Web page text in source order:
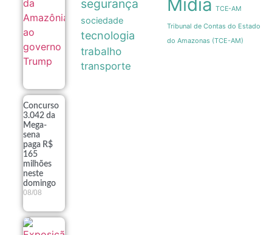
08/08
Concurso
3.042 da
Mega-
sena
paga R$
165
milhões
neste
domingo
08/08
segurança
sociedade
tecnologia
trabalho
transporte
Mídia TCE-AM
Tribunal de Contas do Estado
do Amazonas (TCE-AM)